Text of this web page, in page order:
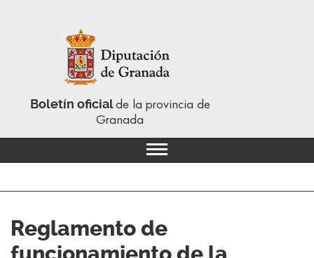
Boletín oficialde la provincia de
Granada
Reglamento de